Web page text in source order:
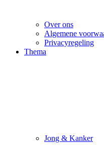
Over ons
Algemene
Privacyregeling
Thema
Jong & Kanker